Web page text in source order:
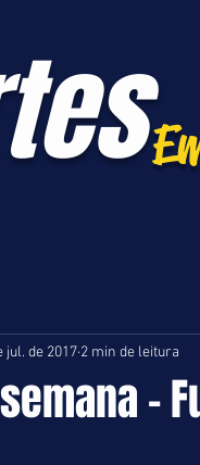
-
jul. de 2017 2 min de leitura